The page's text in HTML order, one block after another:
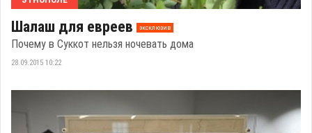
Шалаш для евреев эксклюзив
Почему в Суккот нельзя ночевать дома
28.09.2015 10:22